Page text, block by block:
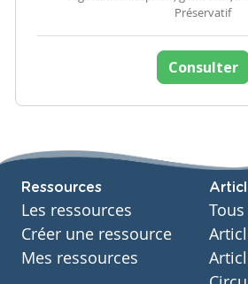
Préservatif
Consulter
Ressources
Les ressources
Créer une ressource
Mes ressources